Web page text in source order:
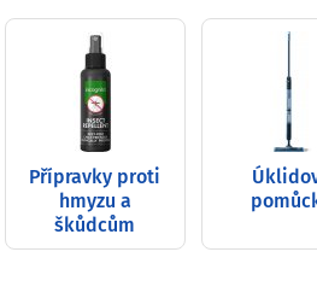
Přípravky proti
hmyzu a
škůdcům